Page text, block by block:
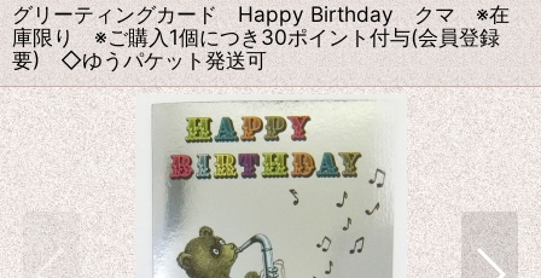
グリーティングカード Happy Birthday クマ ※在
庫限り ※ご購入1個につき30ポイント付与(会員登録
要) ◇ゆうパケット発送可